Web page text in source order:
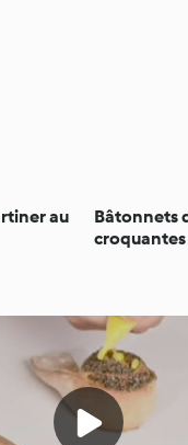
au
Bâtonnets